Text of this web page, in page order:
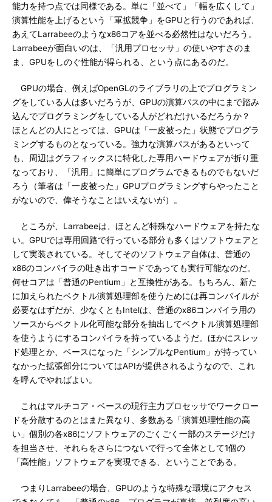
能力を持つ点では同様である。単に「並べて」「幅を広くして」
演算性能を上げるという「軍拡競争」をGPUと行うのであれば、
あえてLarrabeeのようなx86コアを並べる必然性はないだろう。
Larrabeeが面白いのは、「汎用プロセッサ」の使いやすさのま
ま、GPUをしのぐ性能が得られる、という点にあるのだ。
GPUの場合、例えばOpenGLのライブラリの上でプログラミン
グをしている人は多いだろうが、GPUの演算パスの中にまで踏み
込んでプログラミングをしている人がどれだけいるだろうか？
ほとんどの人にとっては、GPUは「一皮被った」状態でプログラ
ミングするものとなっている。強力な演算パスがあるといって
も、周辺はグラフィックスに特化した専用ハードウェアが折り重
なっており、「汎用」に簡単にプログラムできるものでもないだ
ろう（筆者は「一皮被った」GPUプログラミングすらやったこと
がないので、偉そうなことはいえないが）。
ところが、Larrabeeは、ほとんど特殊なハードウェアを持たな
い。GPUでは専用回路で行っている部分も多くはソフトウェアと
して実装されている。そしてそのソフトウェア自体は、普通の
x86のコンパイラの吐き出すコードであっても実行可能なのだ。
何せコアは「普通のPentium」と互換性がある。もちろん、新た
に加えられたベクトル演算処理部を使うためには再コンパイルが
必要なはずだが、少なくともIntelは、普通のx86コンパイラ用の
ソースからベクトル化可能な部分を抽出してベクトル演算処理部
を使うようにするコンパイラを持っているようだ。ほかにスレッ
ド処理とか、ベースになった「シンプルなPentium」が持ってい
なかった拡張部分についてはAPIが提供されるようなので、これ
を呼んでやればよい。
これはマルチコア・ベースの現行主力プロセッサでワークロー
ドを分散するのとはまた異なり、多数ある「演算処理性能の高
い」個別の各x86にソフトウェアのごくごく一部のステージだけ
を担当させ、それらをさらにつないで行って全体として1個の
「高性能」ソフトウェアを実現できる、ということである。
つまりLarrabeeの場合、GPUのような特殊な環境にアクセス